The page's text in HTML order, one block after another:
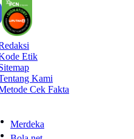
Etik
Kami
Cek Fakta
Merdeka